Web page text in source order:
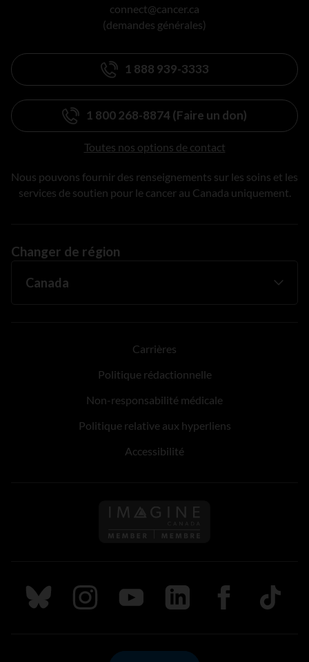
connect@cancer.ca
(demandes générales)
1 888 939-3333
1 800 268-8874 (Faire un don)
Toutes nos options de contact
Nous pouvons fournir des renseignements sur les soins et les
services de soutien pour le cancer au Canada uniquement.
Changer de région
Carrières
Politique rédactionnelle
Non-responsabilité médicale
Politique relative aux hyperliens
Accessibilité
Suivez nous sur Bluesky
Suivez nous sur Instagram
Suivez nous sur Youtube
Suivez nous sur LinkedIn
Suivez nous sur
TikTok